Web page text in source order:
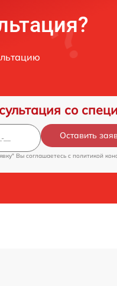
со
Оставить
Вы соглашаетесь c политикой